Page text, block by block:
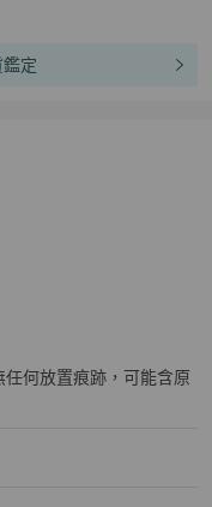
定
何放置痕跡，可能含原